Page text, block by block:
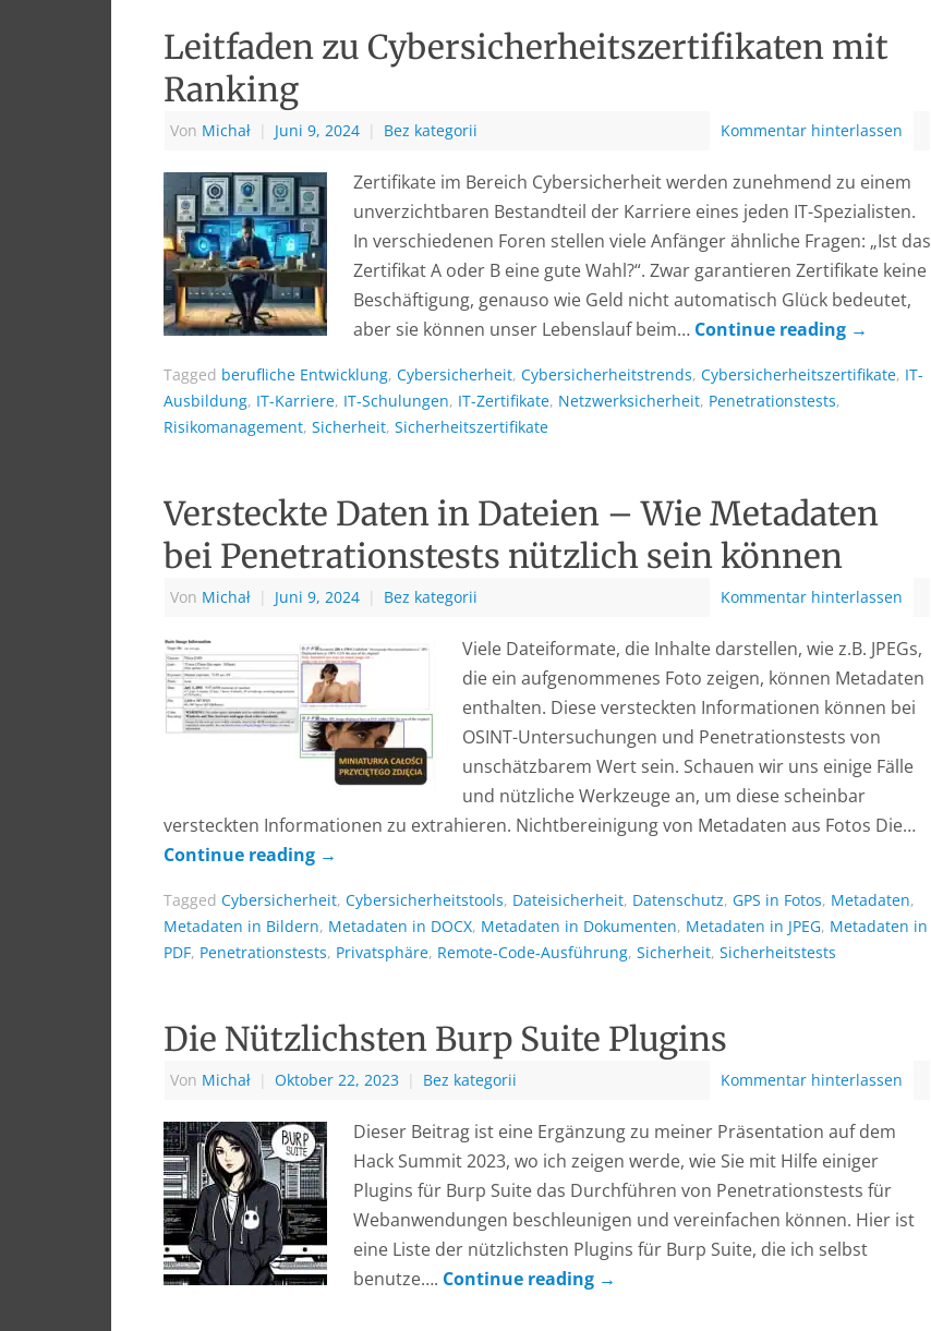
Leitfaden zu Cybersicherheitszertifikaten mit
Ranking
Von Michał | Juni 9, 2024 | Bez kategorii Kommentar hinterlassen
Zertifikate im Bereich Cybersicherheit werden zunehmend zu einem
unverzichtbaren Bestandteil der Karriere eines jeden IT-Spezialisten.
In verschiedenen Foren stellen viele Anfänger ähnliche Fragen: „Ist das
Zertifikat A oder B eine gute Wahl?“. Zwar garantieren Zertifikate keine
Beschäftigung, genauso wie Geld nicht automatisch Glück bedeutet,
aber sie können unser Lebenslauf beim… Continue reading →
Tagged berufliche Entwicklung, Cybersicherheit, Cybersicherheitstrends, Cybersicherheitszertifikate, IT-
Ausbildung, IT-Karriere, IT-Schulungen, IT-Zertifikate, Netzwerksicherheit, Penetrationstests,
Risikomanagement, Sicherheit, Sicherheitszertifikate
Versteckte Daten in Dateien – Wie Metadaten
bei Penetrationstests nützlich sein können
Von Michał | Juni 9, 2024 | Bez kategorii Kommentar hinterlassen
Viele Dateiformate, die Inhalte darstellen, wie z.B. JPEGs,
die ein aufgenommenes Foto zeigen, können Metadaten
enthalten. Diese versteckten Informationen können bei
OSINT-Untersuchungen und Penetrationstests von
unschätzbarem Wert sein. Schauen wir uns einige Fälle
und nützliche Werkzeuge an, um diese scheinbar
versteckten Informationen zu extrahieren. Nichtbereinigung von Metadaten aus Fotos Die…
Continue reading →
Tagged Cybersicherheit, Cybersicherheitstools, Dateisicherheit, Datenschutz, GPS in Fotos, Metadaten,
Metadaten in Bildern, Metadaten in DOCX, Metadaten in Dokumenten, Metadaten in JPEG, Metadaten in
PDF, Penetrationstests, Privatsphäre, Remote-Code-Ausführung, Sicherheit, Sicherheitstests
Die Nützlichsten Burp Suite Plugins
Von Michał | Oktober 22, 2023 | Bez kategorii Kommentar hinterlassen
Dieser Beitrag ist eine Ergänzung zu meiner Präsentation auf dem
Hack Summit 2023, wo ich zeigen werde, wie Sie mit Hilfe einiger
Plugins für Burp Suite das Durchführen von Penetrationstests für
Webanwendungen beschleunigen und vereinfachen können. Hier ist
eine Liste der nützlichsten Plugins für Burp Suite, die ich selbst
benutze…. Continue reading →